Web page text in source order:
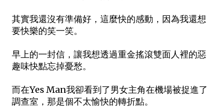
其實我還沒有準備好，這麼快的感動，因為我還想
要快樂的笑一笑。
早上的一封信，讓我想透過重金搖滾雙面人裡的惡
趣味快點忘掉憂愁。
而在Yes Man我卻看到了男女主角在機場被捉進了
調查室，那是個不太愉快的轉折點。